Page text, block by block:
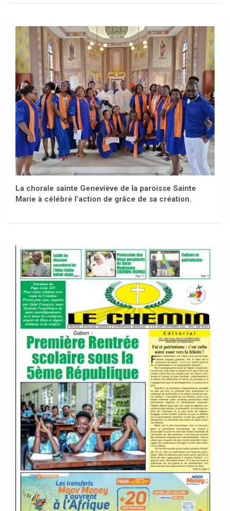
La chorale sainte Geneviève de la paroisse Sainte
Marie à célébré l’action de grâce de sa création.